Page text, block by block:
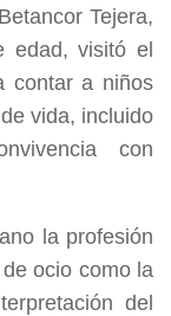
Tejera,
edad, visitó el
contar a niños
vida, incluido
con
la profesión
ocio como la
del